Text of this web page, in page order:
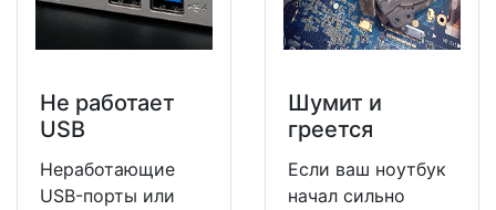
Не работает
USB
Неработающие
USB-порты или
Шумит и
греется
Если ваш ноутбук
начал сильно